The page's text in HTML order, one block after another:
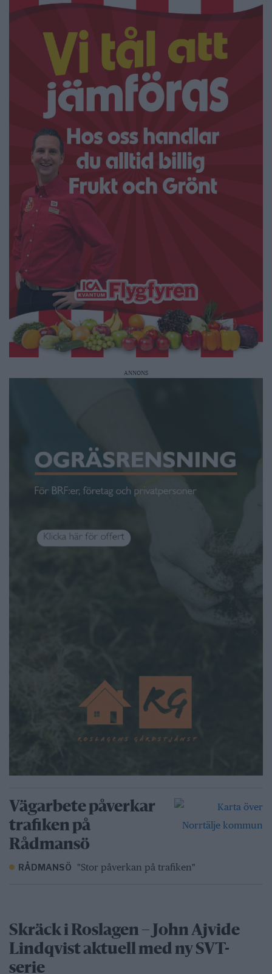
ANNONS
Vägarbete påverkar
trafiken på
Rådmansö
RÅDMANSÖ "Stor påverkan på trafiken"
Skräck i Roslagen – John Ajvide
Lindqvist aktuell med ny SVT-
serie